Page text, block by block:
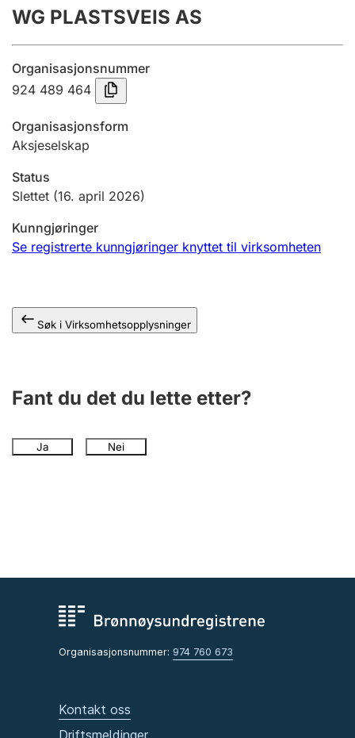
Innsending og forsinkelsesgebyr
Tinglysing
Jeger
Offentlig sektor
Andre tema
WG PLASTSVEIS AS
Organisasjonsnummer
924 489 464
Organisasjonsform
Aksjeselskap
Status
Slettet (16. april 2026)
Kunngjøringer
Se registrerte kunngjøringer knyttet til virksomheten
Søk i Virksomhetsopplysninger
Fant du det du lette etter?
Ja Nei
Organisasjonsnummer: 974 760 673
Kontakt oss